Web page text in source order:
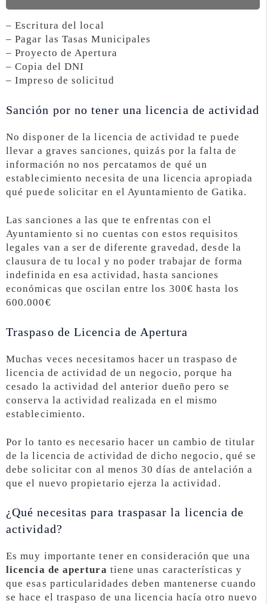
– Escritura del local
– Pagar las Tasas Municipales
– Proyecto de Apertura
– Copia del DNI
– Impreso de solicitud
Sanción por no tener una licencia de actividad
No disponer de la licencia de actividad te puede
llevar a graves sanciones, quizás por la falta de
información no nos percatamos de qué un
establecimiento necesita de una licencia apropiada
qué puede solicitar en el Ayuntamiento de Gatika.
Las sanciones a las que te enfrentas con el
Ayuntamiento si no cuentas con estos requisitos
legales van a ser de diferente gravedad, desde la
clausura de tu local y no poder trabajar de forma
indefinida en esa actividad, hasta sanciones
económicas que oscilan entre los 300€ hasta los
600.000€
Traspaso de Licencia de Apertura
Muchas veces necesitamos hacer un traspaso de
licencia de actividad de un negocio, porque ha
cesado la actividad del anterior dueño pero se
conserva la actividad realizada en el mismo
establecimiento.
Por lo tanto es necesario hacer un cambio de titular
de la licencia de actividad de dicho negocio, qué se
debe solicitar con al menos 30 días de antelación a
que el nuevo propietario ejerza la actividad.
¿Qué necesitas para traspasar la licencia de
actividad?
Es muy importante tener en consideración que una
licencia de apertura tiene unas características y
que esas particularidades deben mantenerse cuando
se hace el traspaso de una licencia hacía otro nuevo